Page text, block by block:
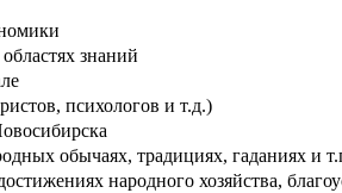
знаний
психологов и т.д.)
обычаях, традициях, гаданиях и
народного хозяйства,